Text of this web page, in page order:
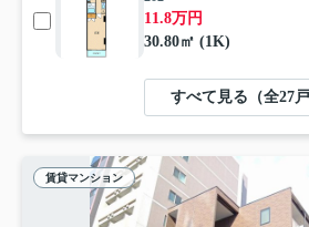
11.8万円
30.80㎡ (1K)
すべて見る（全27戸
賃貸マンション